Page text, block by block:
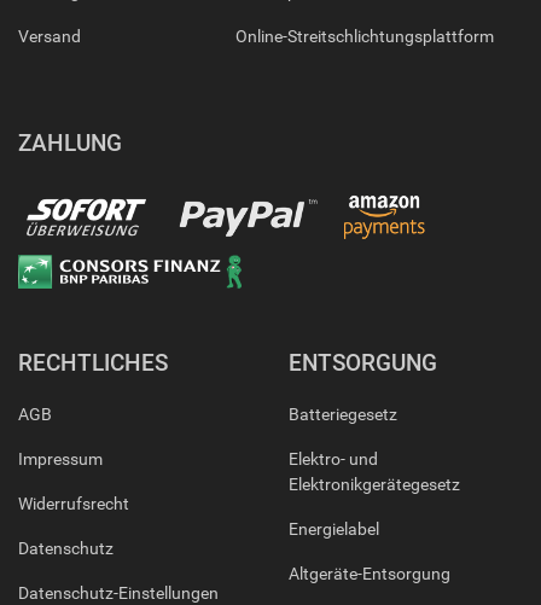
Versand Online-Streitschlichtungsplattform
ZAHLUNG
RECHTLICHES
AGB
Impressum
Widerrufsrecht
Datenschutz
Datenschutz-Einstellungen
ENTSORGUNG
Batteriegesetz
Elektro- und
Elektronikgerätegesetz
Energielabel
Altgeräte-Entsorgung